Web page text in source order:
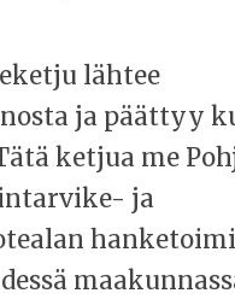
lähtee
ja päättyy
ketjua me
ja